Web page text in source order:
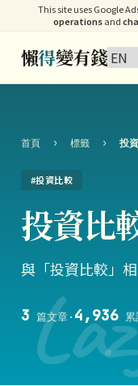
This site uses Google
operationsand
懶得變有錢
首頁 › 標籤 › 投
#投資比較
投資比
與「投資比較」
3 篇文章· 4,936累